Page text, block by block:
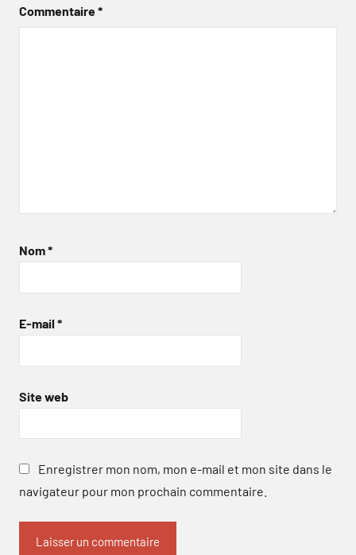
Commentaire*
Nom*
E-mail *
Site web
Enregistrer mon nom, mon e-mail et mon site dans le
navigateur pour mon prochain commentaire.